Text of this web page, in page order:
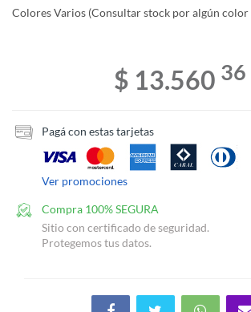
Colores Varios (Consultar stock por algún color
$ 13.560 36
Pagá con estas tarjetas
Ver promociones
Compra 100% SEGURA
Sitio con certificado de seguridad.
Protegemos tus datos.